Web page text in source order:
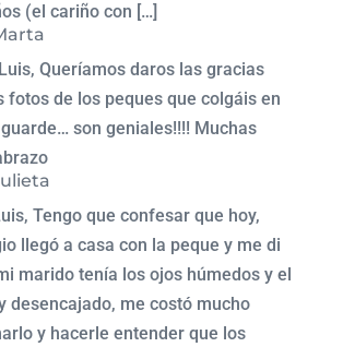
(el cariño con […]
Queríamos daros las gracias
fotos de los peques que colgáis en
son geniales!!!! Muchas
Tengo que confesar que hoy,
llegó a casa con la peque y me di
marido tenía los ojos húmedos y el
desencajado, me costó mucho
y hacerle entender que los